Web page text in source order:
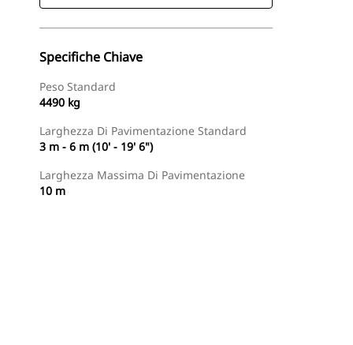
Specifiche Chiave
Peso Standard
4490 kg
Larghezza Di Pavimentazione Standard
3 m - 6 m (10' - 19' 6")
Larghezza Massima Di Pavimentazione
10 m